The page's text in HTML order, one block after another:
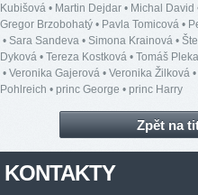
Kubišová • Martin Dejdar • Michal David
Gregor Brzobohatý • Pavla Tomicová •
• Sara Sandeva • Simona Krainová •
Dyková • Tereza Kostková • Tomáš
• Veronika Gajerová • Veronika Žilková •
Pohlreich • princ George • princ Harry
Zpět na
KONTAKTY